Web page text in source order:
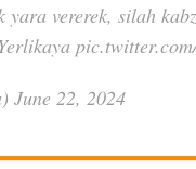
vererek, silah
June 22, 2024